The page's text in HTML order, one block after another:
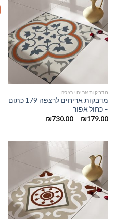
מדבקות אריחי רצפה
מדבקות אריחים לרצפה 179 כתום
– כחול אפור
₪179.00
–
₪730.00